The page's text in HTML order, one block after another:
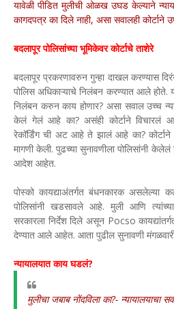
यावेळी पीडित मुलीची ओळख उघड केल्याने
कागदपत्र का दिले नाही, असा सवालही
बदलापूर पोलिसांच्या भूमिकेवर कोर्टाचे ताशेरे
बदलापूर प्रकरणावरुन गुन्हा दाखल करण्यास
पोलिस अधिकाऱ्याचे निलंबन करण्यात आले
निलंबन करुन काय होणार? असा सवाल उच्च
केलं गेलं आहे का? असंही कोर्टाने विचारलं
रेकॉर्डिंग ची अट आहे ते झालं आहे का? कोर्टाने
मागणी केली. पुढच्या सुनावणीला पोलिसांनी केलेलं
आदेश आहेत.
पोस्को कायद्याअंतर्गत बंधनकारक असलेल्या
पोलिसांनी खडसावले आहे. मुली आणि
सरकारला निर्देश दिले असून Pocso
देण्यात आले आहेत. आता पुढील सुनावणी
न्यायालयात काय घडलं?
मुलीचा जबाब नोंदविला का?- न्यायालयाचा